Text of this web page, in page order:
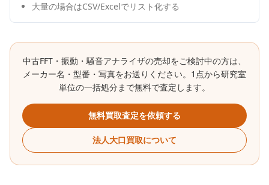
大量の場合はCSV/Excelでリスト化する
中古FFT・振動・騒音アナライザの売却をご検討中の方は、
メーカー名・型番・写真をお送りください。1点から研究室
単位の一括処分まで無料で査定します。
無料買取査定を依頼する
法人大口買取について